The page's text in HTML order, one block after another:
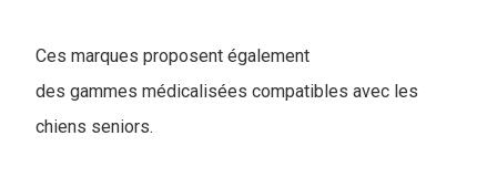
Ces marques proposent également
des gammes médicalisées compatibles avec les
chiens seniors.